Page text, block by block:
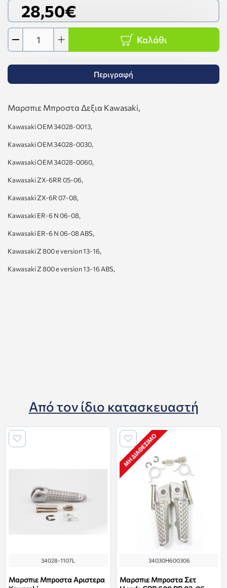
28,50€
Καλάθι
Περιγραφή
Μαρσπιε Μπροστα Δεξια Kawasaki,
Kawasaki OEM 34028-0013,
Kawasaki OEM 34028-0030,
Kawasaki OEM 34028-0060,
Kawasaki ZX-6RR 05-06,
Kawasaki ZX-6R 07-08,
Kawasaki ER-6 N 06-08,
Kawasaki ER-6 N 06-08 ABS,
Kawasaki Z 800 e version 13-16,
Kawasaki Z 800 e version 13-16 ABS,
Από τον ίδιο κατασκευαστή
34028-1107L
Μαρσπιε Μπροστα Αριστερα
ΜΗ ΔΙΑΘΈΣΙΜΟ
34030H600306
Μαρσπιε Μπροστα Σετ